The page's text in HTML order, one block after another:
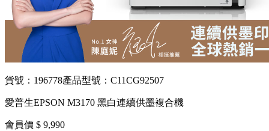
貨號：196778產品型號：C11CG92507
愛普生EPSON M3170 黑白連續供墨複合機
會員價 $ 9,990